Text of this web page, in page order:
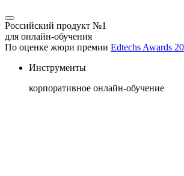
Российский продукт №1
для онлайн-обучения
По оценке жюри премии Edtechs Awards
Инструменты
корпоративное онлайн-обучение